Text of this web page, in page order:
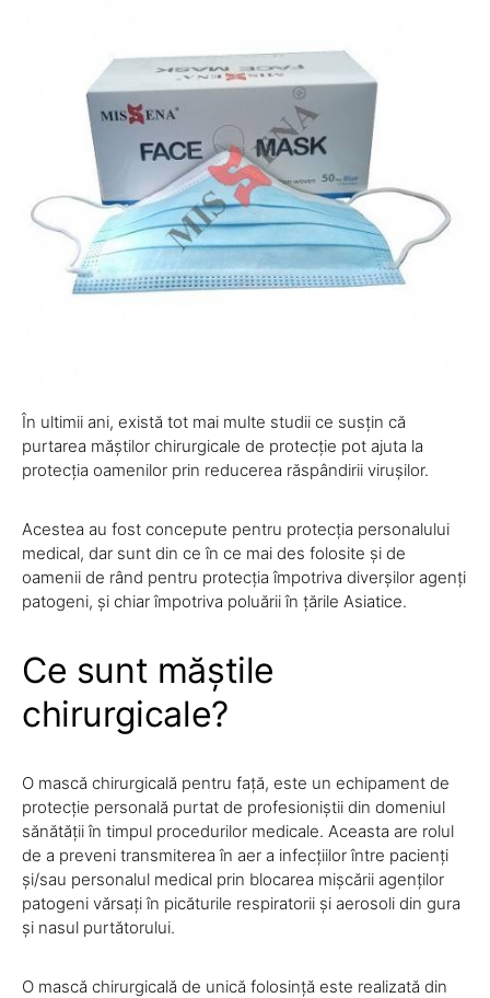
În ultimii ani, există tot mai multe studii ce susțin că
purtarea măștilor chirurgicale de protecție pot ajuta la
protecția oamenilor prin reducerea răspândirii virușilor.
Acestea au fost concepute pentru protecția personalului
medical, dar sunt din ce în ce mai des folosite și de
oamenii de rând pentru protecția împotriva diverșilor agenți
patogeni, și chiar împotriva poluării în țările Asiatice.
Ce sunt măștile
chirurgicale?
O mască chirurgicală pentru față, este un echipament de
protecție personală purtat de profesioniștii din domeniul
sănătății în timpul procedurilor medicale. Aceasta are rolul
de a preveni transmiterea în aer a infecțiilor între pacienți
și/sau personalul medical prin blocarea mișcării agenților
patogeni vărsați în picăturile respiratorii și aerosoli din gura
și nasul purtătorului.
O mască chirurgicală de unică folosință este realizată din